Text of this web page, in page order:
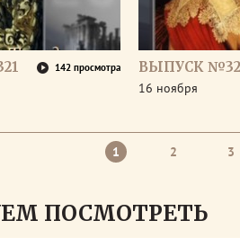
142 просмотра ВЫПУСК
16 ноября
1 2 3
ПОСМОТРЕТЬ